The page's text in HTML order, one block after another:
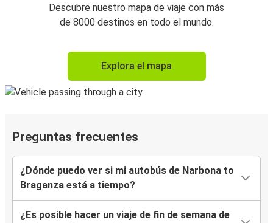
Descubre nuestro mapa de viaje con más
de 8000 destinos en todo el mundo.
Explora el mapa
Preguntas frecuentes
¿Dónde puedo ver si mi autobús de Narbona to
Braganza está a tiempo?
¿Es posible hacer un viaje de fin de semana de